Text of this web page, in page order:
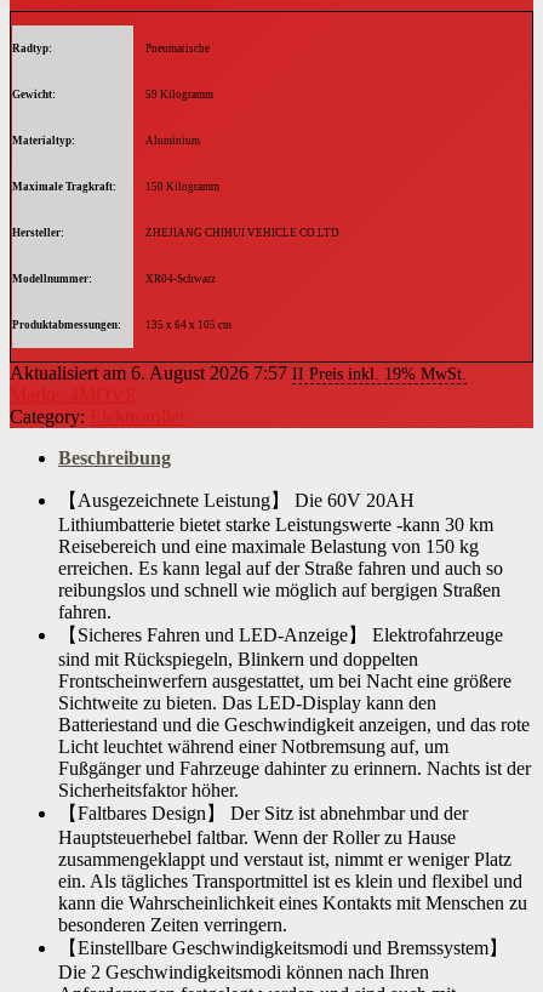
Radtyp ‎Pneumatische
Gewicht ‎59 Kilogramm
Materialtyp ‎Aluminium
Maximale Tragkraft ‎150 Kilogramm
Hersteller ‎ZHEJIANG CHIHUI VEHICLE CO.LTD
Modellnummer ‎XR04-Schwarz
Produktabmessungen ‎135 x 64 x 105 cm
Aktualisiert am 6. August 2026 7:57 II Preis inkl. 19% MwSt.
Category:
Beschreibung
【Ausgezeichnete Leistung】 Die 60V 20AH
Lithiumbatterie bietet starke Leistungswerte -kann 30 km
Reisebereich und eine maximale Belastung von 150 kg
erreichen. Es kann legal auf der Straße fahren und auch so
reibungslos und schnell wie möglich auf bergigen Straßen
fahren.
【Sicheres Fahren und LED-Anzeige】 Elektrofahrzeuge
sind mit Rückspiegeln, Blinkern und doppelten
Frontscheinwerfern ausgestattet, um bei Nacht eine größere
Sichtweite zu bieten. Das LED-Display kann den
Batteriestand und die Geschwindigkeit anzeigen, und das rote
Licht leuchtet während einer Notbremsung auf, um
Fußgänger und Fahrzeuge dahinter zu erinnern. Nachts ist der
Sicherheitsfaktor höher.
【Faltbares Design】 Der Sitz ist abnehmbar und der
Hauptsteuerhebel faltbar. Wenn der Roller zu Hause
zusammengeklappt und verstaut ist, nimmt er weniger Platz
ein. Als tägliches Transportmittel ist es klein und flexibel und
kann die Wahrscheinlichkeit eines Kontakts mit Menschen zu
besonderen Zeiten verringern.
【Einstellbare Geschwindigkeitsmodi und Bremssystem】
Die 2 Geschwindigkeitsmodi können nach Ihren